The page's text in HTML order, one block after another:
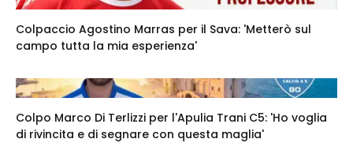
Colpaccio Agostino Marras per il Sava: 'Metterò sul
campo tutta la mia esperienza'
Colpo Marco Di Terlizzi per l'Apulia Trani C5: 'Ho voglia
di rivincita e di segnare con questa maglia'